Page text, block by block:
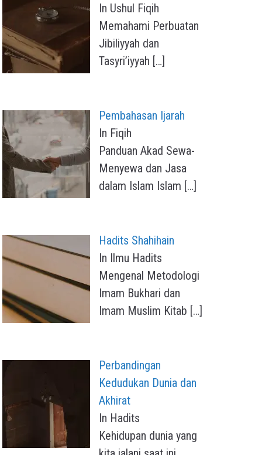
In Ushul Fiqih
Memahami Perbuatan
Jibiliyyah dan
Tasyri’iyyah […]
Pembahasan Ijarah
In Fiqih
Panduan Akad Sewa-
Menyewa dan Jasa
dalam Islam Islam […]
Hadits Shahihain
In Ilmu Hadits
Mengenal Metodologi
Imam Bukhari dan
Imam Muslim Kitab […]
Perbandingan
Kedudukan Dunia dan
Akhirat
In Hadits
Kehidupan dunia yang